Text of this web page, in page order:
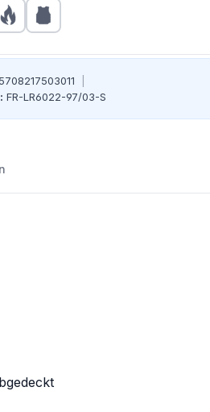
5708217503011
FR-LR6022-97/03-S